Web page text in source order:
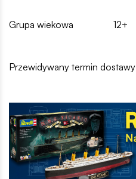
Grupa wiekowa 12+
Przewidywany termin dostawy